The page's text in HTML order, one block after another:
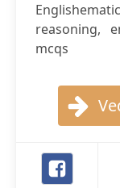
reasoning,
mcqs